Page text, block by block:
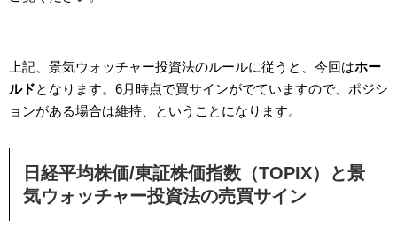
上記、景気ウォッチャー投資法のルールに従うと、今回はホー
ルドとなります。6月時点で買サインがでていますので、ポジシ
ョンがある場合は維持、ということになります。
日経平均株価/東証株価指数（TOPIX）と景
気ウォッチャー投資法の売買サイン